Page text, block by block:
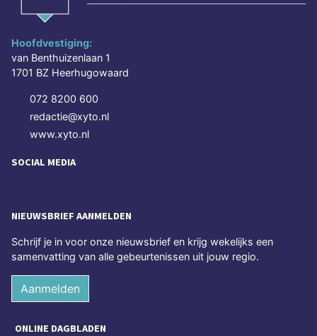
Hoofdvestiging:
van Benthuizenlaan 1
1701 BZ Heerhugowaard
072 8200 600
redactie@xyto.nl
www.xyto.nl
SOCIAL MEDIA
NIEUWSBRIEF AANMELDEN
Schrijf je in voor onze nieuwsbrief en krijg wekelijks een
samenvatting van alle gebeurtenissen uit jouw regio.
Aanmelden
ONLINE DAGBLADEN